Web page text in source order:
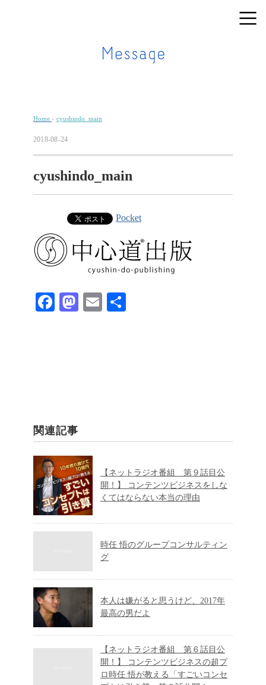
Home › cyushindo_main
2018-08-24
cyushindo_main
Pocket
Fa M
E
関連記事
【ネットラジオ番組 第９話目公
開！】 コンテンツビジネスをしな
くてはならない本当の理由
時任 悟のグループコンサルティン
グ
本人は嫌がると思うけど、2017年
最高の男だよ
【ネットラジオ番組 第６話目公
開！】 コンテンツビジネスの超プ
ロ時任 悟が教える「すごいコンセ